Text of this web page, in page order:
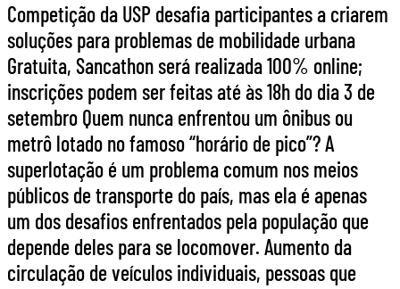
Competição da USP desafia participantes a criarem
soluções para problemas de mobilidade urbana
Gratuita, Sancathon será realizada 100% online;
inscrições podem ser feitas até às 18h do dia 3 de
setembro Quem nunca enfrentou um ônibus ou
metrô lotado no famoso “horário de pico”? A
superlotação é um problema comum nos meios
públicos de transporte do país, mas ela é apenas
um dos desafios enfrentados pela população que
depende deles para se locomover. Aumento da
circulação de veículos individuais, pessoas que